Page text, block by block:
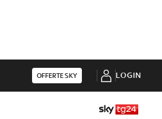
OFFERTE SKY LOGIN